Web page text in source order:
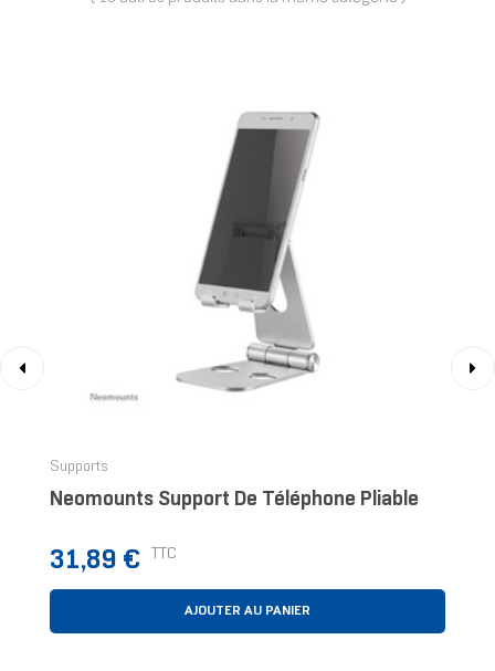
Supports
Neomounts Support De Téléphone Pliable
Prix
31,89 € TTC
AJOUTER AU PANIER